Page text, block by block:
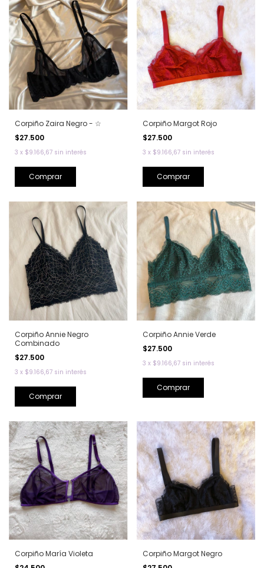
Corpiño Zaira Negro - ☆
$27.500
3 x $9.166,67 sin interés
Comprar
Corpiño Margot Rojo
$27.500
3 x $9.166,67 sin interés
Comprar
Corpiño Annie Negro
Combinado
$27.500
3 x $9.166,67 sin interés
Comprar
Corpiño Annie Verde
$27.500
3 x $9.166,67 sin interés
Comprar
Corpiño María Violeta
Corpiño Margot Negro